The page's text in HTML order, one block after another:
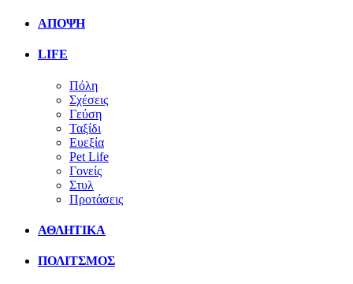
ΑΠΟΨΗ
LIFE
Πόλη
Σχέσεις
Γεύση
Ταξίδι
Ευεξία
Pet Life
Γονείς
Στυλ
Προτάσεις
ΑΘΛΗΤΙΚΑ
ΠΟΛΙΤΣΜΟΣ